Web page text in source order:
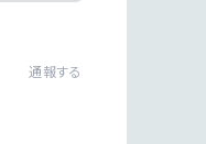
通報する